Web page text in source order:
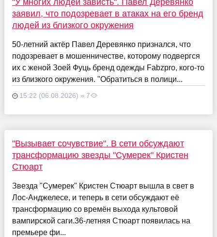
заявил, что подозревает в атаках на его бренд
людей из близкого окружения
50-летний актёр Павел Деревянко признался, что
подозревает в мошенничестве, которому подвергся
их с женой Зоей Фуць бренд одежды Fabzpro, кого-то
из близкого окружения. "Обратиться в полици...
15:22 (06.08.2026) » 7
"Вызывает сочувствие". В сети обсуждают
трансформацию звезды "Сумерек" Кристен
Стюарт
Звезда "Сумерек" Кристен Стюарт вышла в свет в
Лос-Анджелесе, и теперь в сети обсуждают её
трансформацию со времён выхода культовой
вампирской саги.36-летняя Стюарт появилась на
премьере фи...